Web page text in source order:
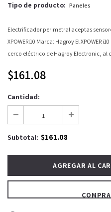
Tipo de producto: Paneles
Electrificador perimetral aceptas
XPOWERl10 Marca: Hagroy El XPOWER
cerco eléctrico de Hagroy Electronic, al
$161.08
Cantidad:
Subtotal: $161.08